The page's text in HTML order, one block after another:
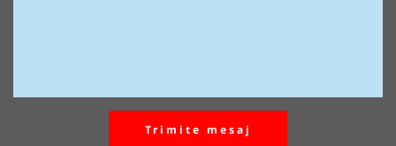
Trimite mesaj